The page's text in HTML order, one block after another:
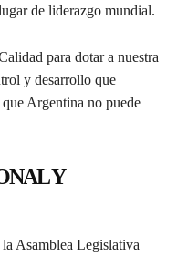
de liderazgo mundial.
para dotar a nuestra
y desarrollo que
Argentina no puede
Y
Asamblea Legislativa